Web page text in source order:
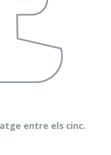
entre els cinc.